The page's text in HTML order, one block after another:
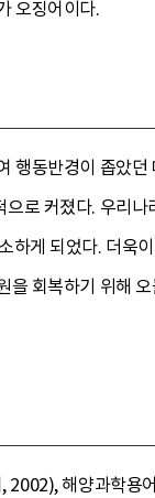
오징어이다.
행동반경이 좁았던
로 커졌다. 우리나
하게 되었다. 더욱
을 회복하기 위해
2002), 해양과학용